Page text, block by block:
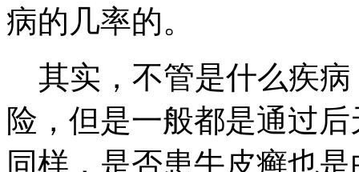
病的几率的。
其实，不管是什么疾病
险，但是一般都是通过
同样，是否患牛皮癣也